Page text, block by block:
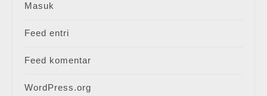
Masuk
Feed entri
Feed komentar
WordPress.org